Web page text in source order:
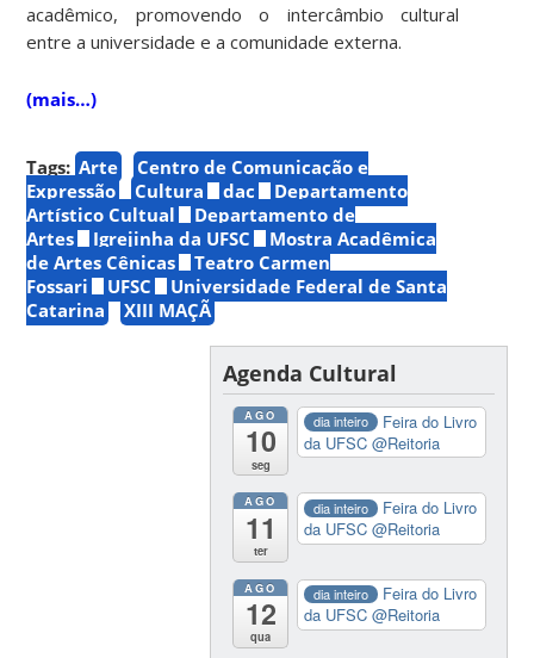
acadêmico, promovendo o intercâmbio cultural
entre a universidade e a comunidade externa.
(mais…)
Tags: Arte
Centro de Comunicação e
Expressão
Cultura dac
Departamento
Artístico Cultual
Departamento de
Artes
Igrejinha da UFSC
Mostra Acadêmica
de Artes Cênicas
Teatro Carmen
Fossari
UFSC
Universidade Federal de Santa
Catarina
XIII MAÇÃ
Agenda Cultural
AGO
10
seg
dia inteiro
Feira do Livro
da UFSC@Reitoria
AGO
11
ter
dia inteiro
Feira do Livro
da UFSC@Reitoria
AGO
12
qua
dia inteiro
Feira do Livro
da UFSC@Reitoria